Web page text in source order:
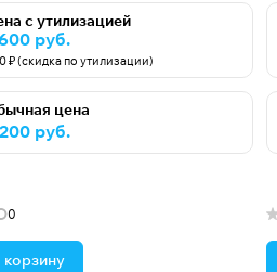
с утилизацией
руб.
₽ (скидка по утилизации)
цена
руб.
0
корзину